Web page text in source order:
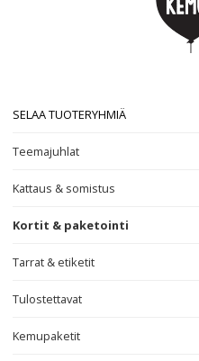
SELAA TUOTERYHMIÄ
Teemajuhlat
Kattaus & somistus
Kortit & paketointi
Tarrat & etiketit
Tulostettavat
Kemupaketit